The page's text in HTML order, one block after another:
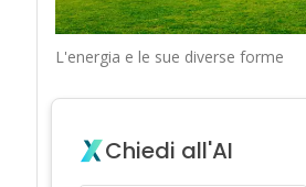
L'energia e le sue diverse forme
Chiedi all'AI